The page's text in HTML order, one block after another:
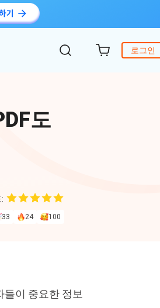
로그인
이폰/안드로이드 WhatsApp 데이터 복구
Win/ Mac에서 삭제된 파일 복원
편한 iOS 데이터 백업 및 관리
안드로이드 아이폰으로 데이터 전송
도 문제 해결
Cleamio
리 & 최적화 도구
도
33 24 100
들이 중요한 정보